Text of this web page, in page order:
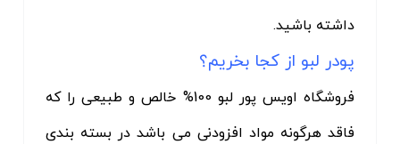
داشته باشید.
پودر لبو از کجا بخریم؟
فروشگاه اویس پور لبو 100% خالص و طبیعی را که
فاقد هرگونه مواد افزودنی می باشد در بسته بندی